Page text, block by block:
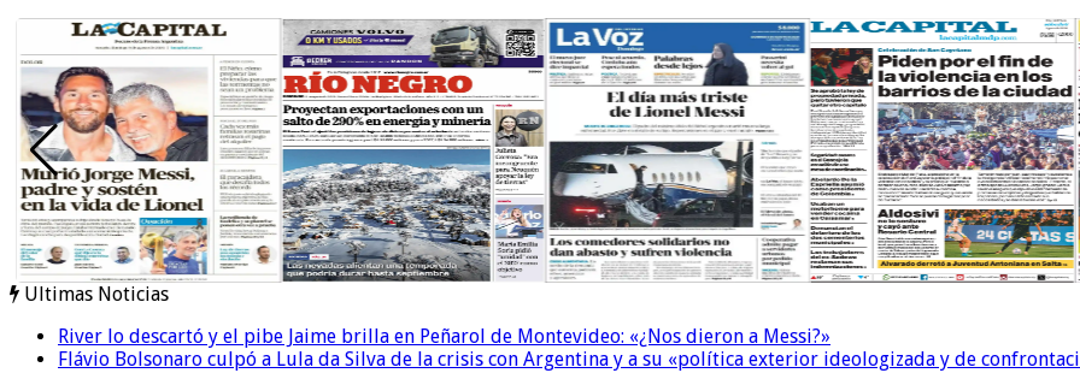
Ultimas Noticias
River lo descartó y el pibe Jaime brilla en Peñarol de Montevideo: «¿Nos dieron a Messi?»
Flávio Bolsonaro culpó a Lula da Silva de la crisis con Argentina y a su «política exterior ideologizada y de